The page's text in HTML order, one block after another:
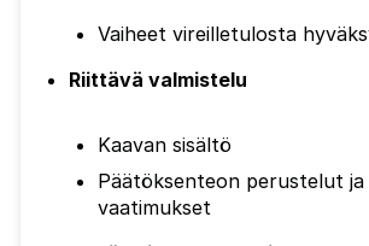
Vaiheet vireilletulosta
Riittävä valmistelu
Kaavan sisältö
Päätöksenteon perustelut ja
vaatimukset